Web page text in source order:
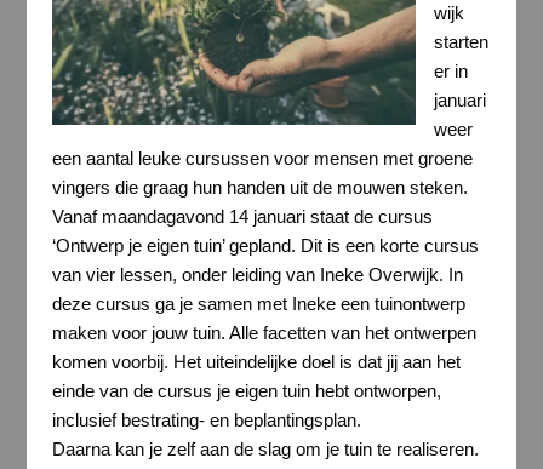
wijk
starten
er in
januari
weer
een aantal leuke cursussen voor mensen met groene
vingers die graag hun handen uit de mouwen steken.
Vanaf maandagavond 14 januari staat de cursus
‘Ontwerp je eigen tuin’ gepland. Dit is een korte cursus
van vier lessen, onder leiding van Ineke Overwijk. In
deze cursus ga je samen met Ineke een tuinontwerp
maken voor jouw tuin. Alle facetten van het ontwerpen
komen voorbij. Het uiteindelijke doel is dat jij aan het
einde van de cursus je eigen tuin hebt ontworpen,
inclusief bestrating- en beplantingsplan.
Daarna kan je zelf aan de slag om je tuin te realiseren.